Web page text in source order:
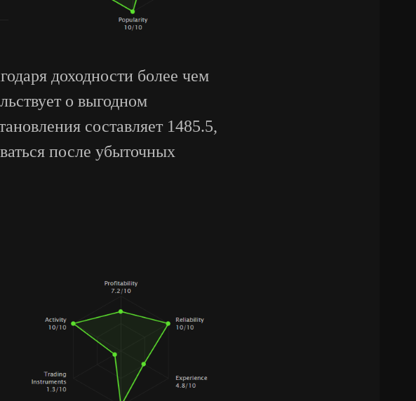
доходности более чем
о выгодном
составляет 1485.5,
после убыточных